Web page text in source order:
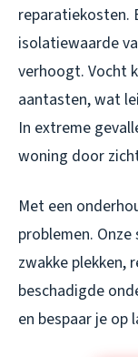
reparatiekosten.
isolatiewaarde
verhoogt. Vocht
aantasten, wat
In extreme
woning door
Met een
problemen.
zwakke plekken,
beschadigde
en bespaar je op